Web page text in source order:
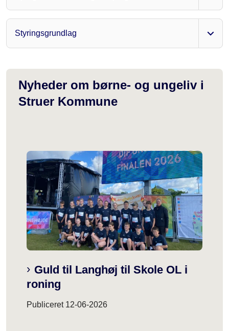
Styringsgrundlag
Nyheder om børne- og ungeliv i
Struer Kommune
Guld til Langhøj til Skole OL i
roning
Publiceret 12-06-2026